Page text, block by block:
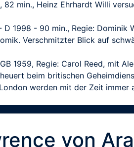
82 min., Heinz Ehrhardt Willi
D 1998 - 90 min., Regie:
Verschmitzter Blick auf
1959, Regie: Carol Reed, mit
beim britischen
werden mit der Zeit
von